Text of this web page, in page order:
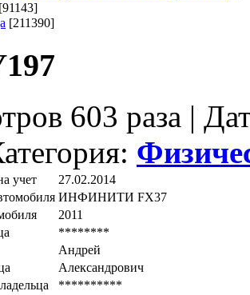
[91143]
[211390]
603 раза |
учет
27.02.2014
ИНФИНИТИ FХ37
2011
********
Андрей
Александрович
**********